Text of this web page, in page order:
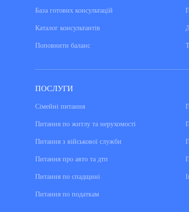
База готових консультацiй
Каталог консультантiв
Поповнити баланс
ПОСЛУГИ
Сімейні питання
Питання по житлу та нерухомості
Питання з військової служби
Питання про авто та дтп
Питання по спадщині
Питання по податкам